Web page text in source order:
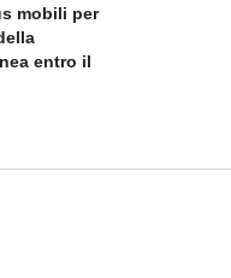
mobili per
entro il